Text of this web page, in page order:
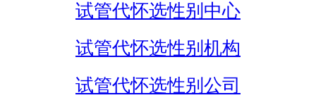
试管代怀选性别中心
试管代怀选性别机构
试管代怀选性别公司